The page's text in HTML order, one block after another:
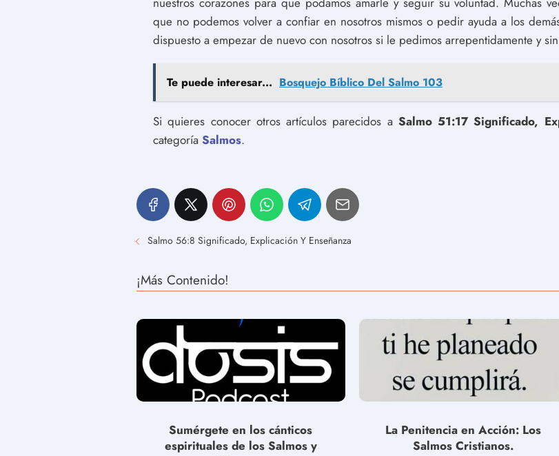
que no podemos volver a confiar en nosotros mismos o pedir ayuda a los
dispuesto a empezar de nuevo con nosotros si le pedimos arrepentidamente y
Te puede interesar... Bosquejo Bíblico Del Salmo 103
Si quieres conocer otros artículos parecidos a Salmo 51:17 Significado,
categoría Salmos.
Salmo 56:8 Significado, Explicación Y Enseñanza
¡Más Contenido!
Sumérgete en los cánticos
espirituales de los Salmos y
La Penitencia en Acción: Los
Salmos Cristianos.